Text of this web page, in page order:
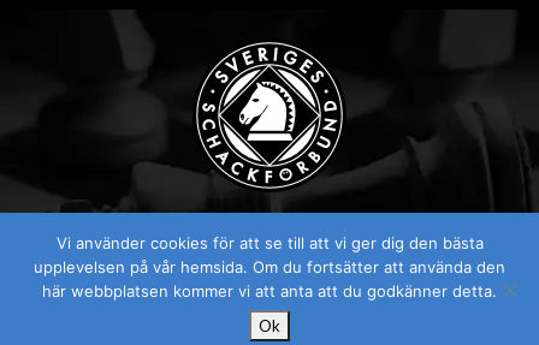
Vi använder cookies för att se till att vi ger dig den bästa
upplevelsen på vår hemsida. Om du fortsätter att använda den
här webbplatsen kommer vi att anta att du godkänner detta.
Ok